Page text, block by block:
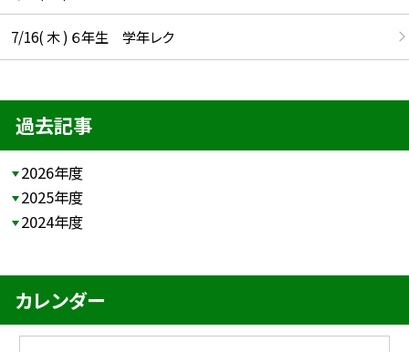
7/16( 木 ) ６年生 学年レク
過去記事
2026年度
2025年度
2024年度
カレンダー